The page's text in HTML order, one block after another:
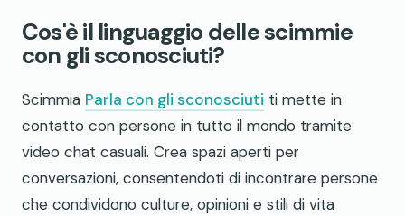
Cos'è il linguaggio delle scimmie
con gli sconosciuti?
Scimmia Parla con gli sconosciuti ti mette in
contatto con persone in tutto il mondo tramite
video chat casuali. Crea spazi aperti per
conversazioni, consentendoti di incontrare persone
che condividono culture, opinioni e stili di vita